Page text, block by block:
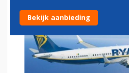
Bekijk aanbieding